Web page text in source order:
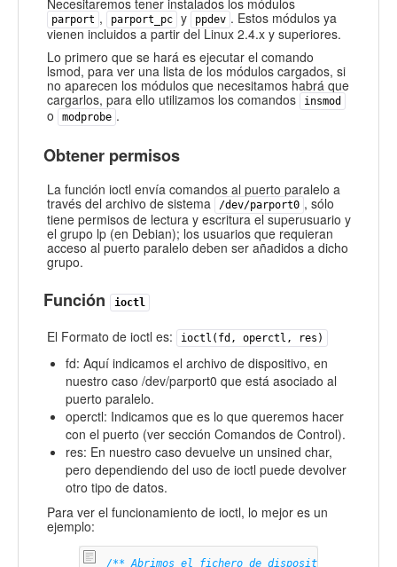
Necesitaremos tener instalados los módulos
parport , parport_pc y ppdev . Estos módulos ya
vienen incluidos a partir del Linux 2.4.x y superiores.
Lo primero que se hará es ejecutar el comando
lsmod, para ver una lista de los módulos cargados, si
no aparecen los módulos que necesitamos habrá que
cargarlos, para ello utilizamos los comandos
insmod
o modprobe .
Obtener permisos
La función ioctl envía comandos al puerto paralelo a
través del archivo de sistema
/dev/parport0 , sólo
tiene permisos de lectura y escritura el superusuario y
el grupo lp (en Debian); los usuarios que requieran
acceso al puerto paralelo deben ser añadidos a dicho
grupo.
Función ioctl
El Formato de ioctl es: ioctl(fd, operctl, res)
fd: Aquí indicamos el archivo de dispositivo, en
nuestro caso /dev/parport0 que está asociado al
puerto paralelo.
operctl: Indicamos que es lo que queremos hacer
con el puerto (ver sección Comandos de Control).
res: En nuestro caso devuelve un unsined char,
pero dependiendo del uso de ioctl puede devolver
otro tipo de datos.
Para ver el funcionamiento de ioctl, lo mejor es un
ejemplo:
/** Abrimos el fichero de dispositivo para